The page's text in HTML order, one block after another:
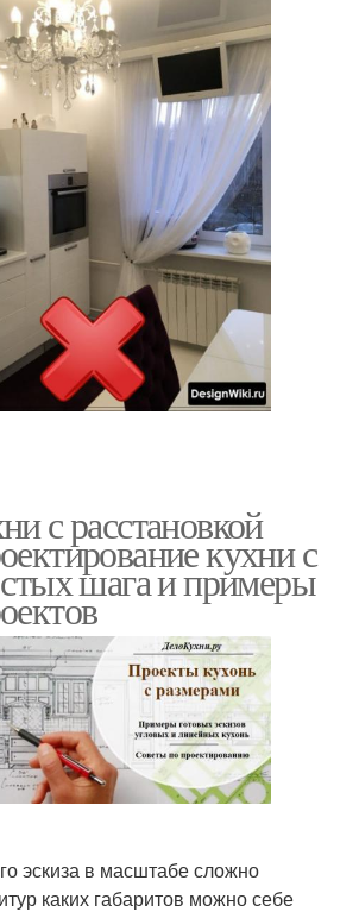
с расстановкой
кухни с
шага и примеры
эскиза в масштабе сложно
каких габаритов можно себе